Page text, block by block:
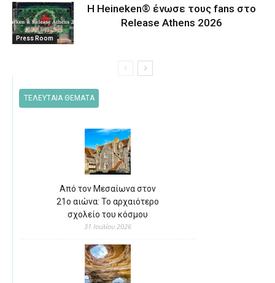
Press Room
Η Heineken® ένωσε τους fans στο
Release Athens 2026
ΤΕΛΕΥΤΑΙΑ ΘΕΜΑΤΑ
Από τον Μεσαίωνα στον
21ο αιώνα: Το αρχαιότερο
σχολείο του κόσμου
31 Ιουλίου 2026